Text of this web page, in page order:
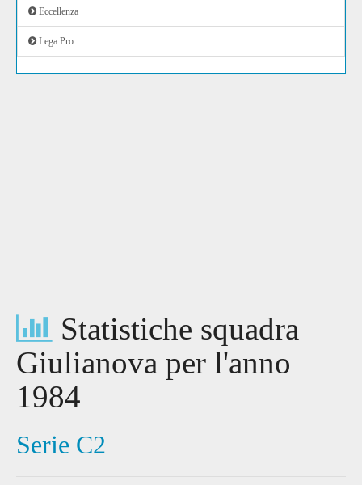
Eccellenza
Lega Pro
Statistiche squadra
Giulianova per l'anno
1984
Serie C2